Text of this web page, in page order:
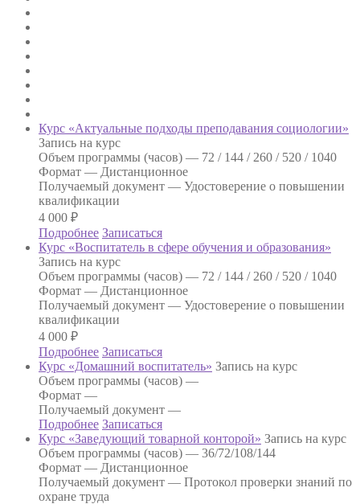
Курс «Актуальные подходы преподавания социологии»
Запись на курс
Объем программы (часов) — 72 / 144 / 260 / 520 / 1040
Формат — Дистанционное
Получаемый документ — Удостоверение о повышении
квалификации
4 000 ₽
Подробнее Записаться
Курс «Воспитатель в сфере обучения и образования»
Запись на курс
Объем программы (часов) — 72 / 144 / 260 / 520 / 1040
Формат — Дистанционное
Получаемый документ — Удостоверение о повышении
квалификации
4 000 ₽
Подробнее Записаться
Курс «Домашний воспитатель» Запись на курс
Объем программы (часов) —
Формат —
Получаемый документ —
Подробнее Записаться
Курс «Заведующий товарной конторой» Запись на курс
Объем программы (часов) — 36/72/108/144
Формат — Дистанционное
Получаемый документ — Протокол проверки знаний по
охране труда